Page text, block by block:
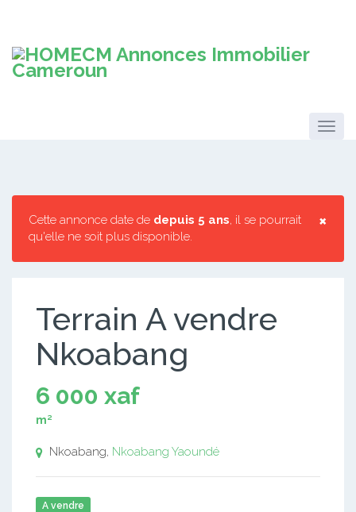
×
Cette annonce date de depuis 5 ans, il se pourrait
qu'elle ne soit plus disponible.
Terrain A vendre
Nkoabang
6 000 xaf
m²
Nkoabang, Nkoabang Yaoundé
A vendre